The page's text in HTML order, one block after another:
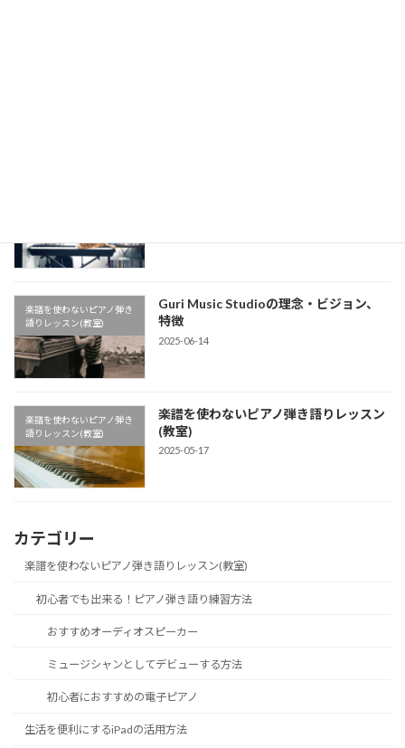
楽譜を使わないピアノ弾き
語りレッスン(教室)
Guri Music Studioの理念・ビジョン、
特徴
2025-06-14
楽譜を使わないピアノ弾き
語りレッスン(教室)
楽譜を使わないピアノ弾き語りレッスン
(教室)
2025-05-17
カテゴリー
楽譜を使わないピアノ弾き語りレッスン(教室)
初心者でも出来る！ピアノ弾き語り練習方法
おすすめオーディオスピーカー
ミュージシャンとしてデビューする方法
初心者におすすめの電子ピアノ
生活を便利にするiPadの活用方法